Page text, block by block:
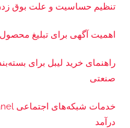
تنظیم حساسیت و علت بوق
اهمیت آگهی برای تبلیغ
راهنمای خرید لیبل برای
صنعتی
درآمد